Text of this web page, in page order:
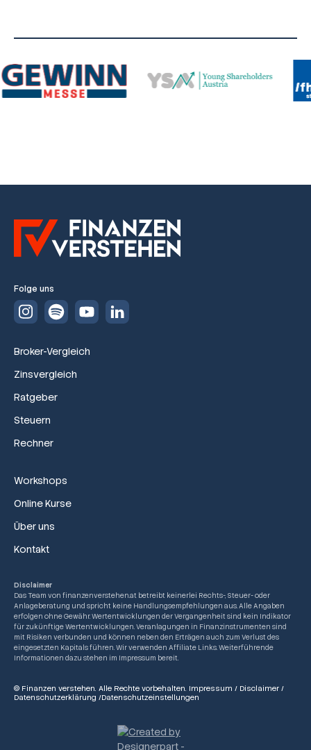
Folge uns
Broker-Vergleich
Zinsvergleich
Ratgeber
Steuern
Rechner
Workshops
Online Kurse
Über uns
Kontakt
Disclaimer
Das Team von finanzenverstehen.at betreibt keinerlei Rechts-, Steuer- oder
Anlageberatung und spricht keine Handlungsempfehlungen aus. Alle Angaben
erfolgen ohne Gewähr. Wertentwicklungen der Vergangenheit sind kein Indikator
für zukünftige Wertentwicklungen. Veranlagungen in Finanzinstrumenten sind
mit Risiken verbunden und können neben den Erträgen auch zum Verlust des
eingesetzten Kapitals führen. Wir verwenden Affiliate Links. Weiterführende
Informationen dazu stehen im Impressum bereit.
© Finanzen verstehen. Alle Rechte vorbehalten. Impressum / Disclaimer /
Datenschutzerklärung /Datenschutzeinstellungen